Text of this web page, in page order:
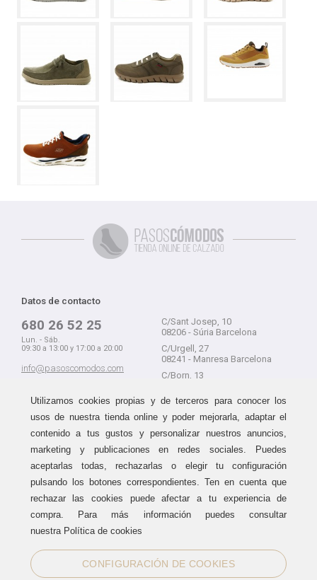
Datos de contacto
680 26 52 25
Lun. - Sáb.
09:30 a 13:00 y 17:00 a 20:00
info@pasoscomodos.com
C/Sant Josep, 10
08206 - Súria Barcelona
C/Urgell, 27
08241 - Manresa Barcelona
C/Born, 13
Guía de compra
Métodos de envío
Área de clientes
Devolución sin problemas
Haz tus compras sin miedo a
equivocarte:
aceptamos devolucionesdurante
15 días.
Sellos de confianza
Utilizamos cookies propias y de terceros para conocer los
usos de nuestra tienda online y poder mejorarla, adaptar el
contenido a tus gustos y personalizar nuestros anuncios,
marketing y publicaciones en redes sociales. Puedes
aceptarlas todas, rechazarlas o elegir tu configuración
pulsando los botones correspondientes. Ten en cuenta que
rechazar las cookies puede afectar a tu experiencia de
compra. Para más información puedes consultar
nuestra Política de cookies
CONFIGURACIÓN DE COOKIES